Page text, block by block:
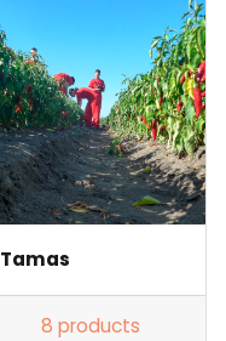
Tamas
8 products